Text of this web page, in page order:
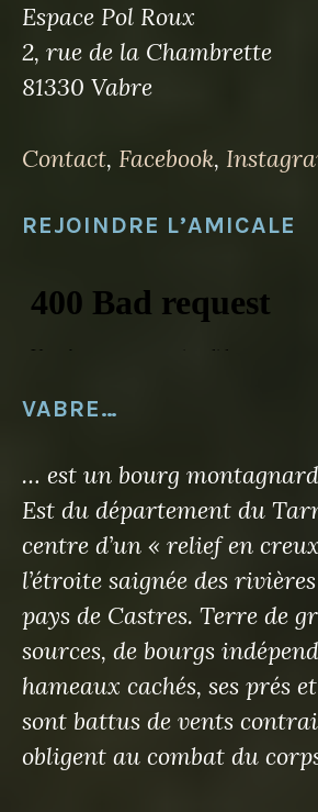
Espace Pol Roux
2, rue de la Chambrette
81330 Vabre
Contact, Facebook,
REJOINDRE L’AMICALE
VABRE…
… est un bourg
Est du département du
centre d’un « relief en
l’étroite saignée des
pays de Castres. Terre de
sources, de bourgs
hameaux cachés, ses prés
sont battus de vents
obligent au combat du